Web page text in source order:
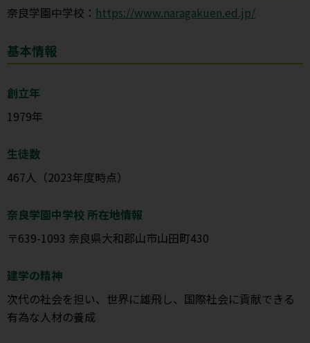
奈良学園中学校： https://www.naragakuen.ed.jp/
基本情報
創立年
1979年
生徒数
467人（2023年度時点）
奈良学園中学校 所在地情報
〒639-1093 奈良県大和郡山市山田町430
建学の精神
次代の社会を担い、世界に雄飛し、国際社会に貢献できる
有為な人材の養成